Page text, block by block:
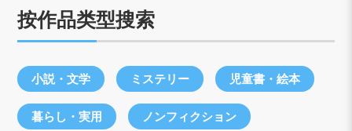
按作品类型搜索
小説・文学 ミステリー 児童書・絵本
暮らし・実用 ノンフィクション